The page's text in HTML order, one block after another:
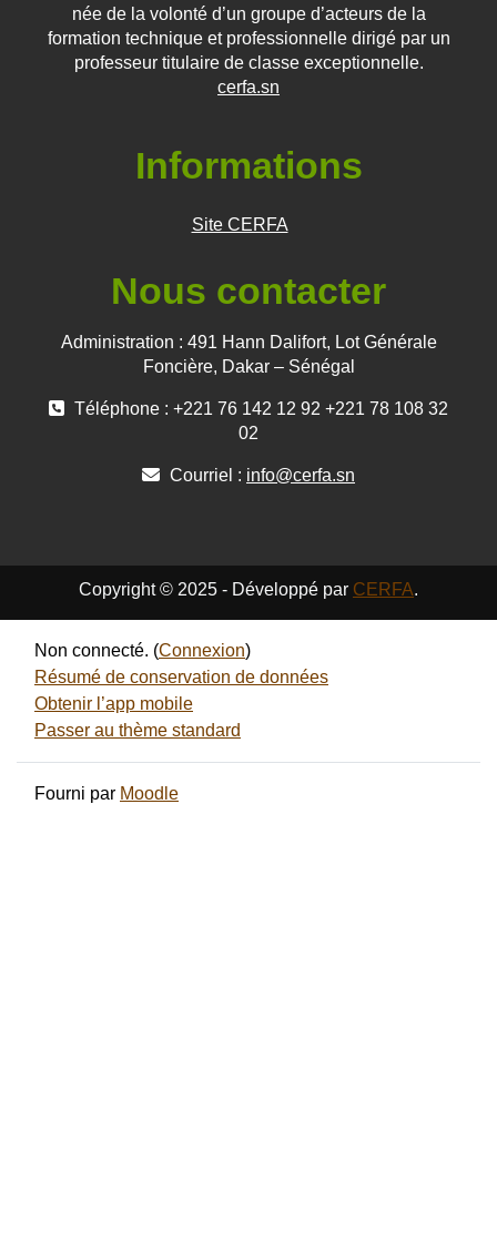
née de la volonté d’un groupe d’acteurs de la
formation technique et professionnelle dirigé par un
professeur titulaire de classe exceptionnelle.
cerfa.sn
Informations
Site CERFA
Nous contacter
Administration : 491 Hann Dalifort, Lot Générale
Foncière, Dakar – Sénégal
Téléphone : +221 76 142 12 92 +221 78 108 32
02
Courriel : info@cerfa.sn
Copyright © 2025 - Développé par CERFA.
Non connecté. (Connexion)
Résumé de conservation de données
Obtenir l’app mobile
Passer au thème standard
Fourni par Moodle